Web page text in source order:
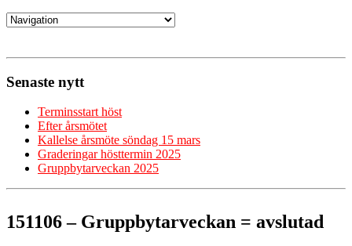
Senaste nytt
Terminsstart höst
Efter årsmötet
Kallelse årsmöte söndag 15 mars
Graderingar hösttermin 2025
Gruppbytarveckan 2025
151106 – Gruppbytarveckan = avslutad